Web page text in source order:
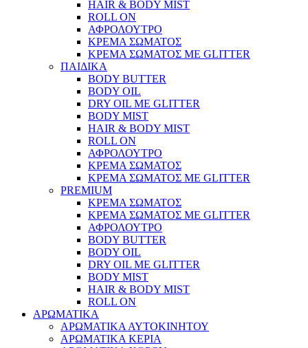
HAIR & BODY MIST
ROLL ON
ΑΦΡΟΛΟΥΤΡΟ
ΚΡΕΜΑ ΣΩΜΑΤΟΣ
ΚΡΕΜΑ ΣΩΜΑΤΟΣ ΜΕ GLITTER
ΠΑΙΔΙΚΑ
BODY BUTTER
BODY OIL
DRY OIL ΜΕ GLITTER
BODY MIST
HAIR & BODY MIST
ROLL ON
ΑΦΡΟΛΟΥΤΡΟ
ΚΡΕΜΑ ΣΩΜΑΤΟΣ
ΚΡΕΜΑ ΣΩΜΑΤΟΣ ΜΕ GLITTER
PREMIUM
ΚΡΕΜΑ ΣΩΜΑΤΟΣ
ΚΡΕΜΑ ΣΩΜΑΤΟΣ ΜΕ GLITTER
ΑΦΡΟΛΟΥΤΡΟ
BODY BUTTER
BODY OIL
DRY OIL ΜΕ GLITTER
BODY MIST
HAIR & BODY MIST
ROLL ON
ΑΡΩΜΑΤΙΚΑ
ΑΡΩΜΑΤΙΚΑ ΑΥΤΟΚΙΝΗΤΟΥ
ΑΡΩΜΑΤΙΚΑ ΚΕΡΙΑ